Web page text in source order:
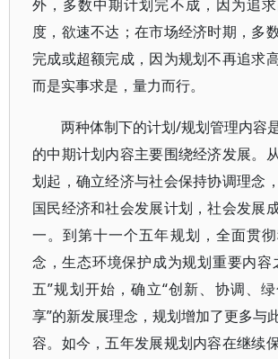
外，多数中期计划完不成，因为追
度，欲速不达；在市场经济时期，多
完成或超额完成，因为规划不再追求
而是实事求是，量力而行。
两种体制下的计划/规划管理内容
的中期计划内容主要围绕经济发展。
划起，确立经济与社会保持协调理念
国民经济和社会发展计划，社会发展
一。到第十一个五年规划，全面贯
念，生态环境保护成为规划重要内容
五”规划开始，确立“创新、协调、
享”的新发展理念，规划增加了更多与
容。如今，五年发展规划内容在继续